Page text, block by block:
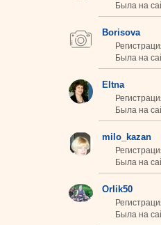
Была на
Borisova
Была на
Eltna
Была на
milo_kazan
Была на
Orlik50
Была на